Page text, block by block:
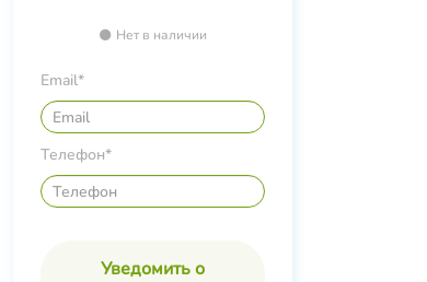
Нет в наличии
Email*
Телефон*
Уведомить о